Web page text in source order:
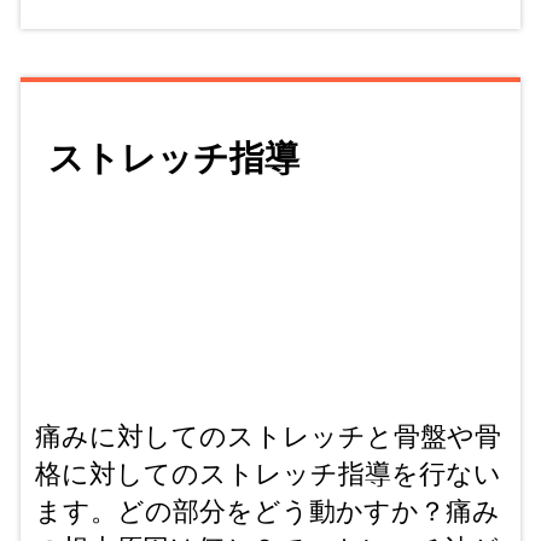
ストレッチ指導
痛みに対してのストレッチと骨盤や骨
格に対してのストレッチ指導を行ない
ます。どの部分をどう動かすか？痛み